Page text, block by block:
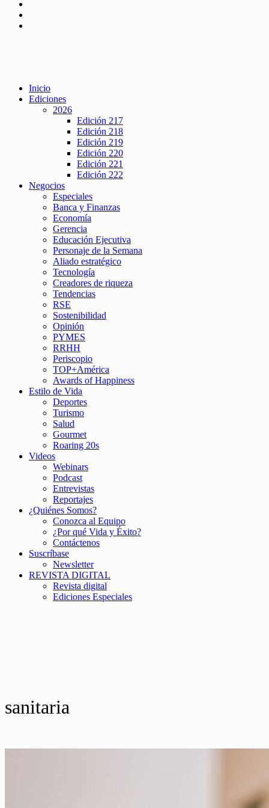
Inicio
Ediciones
2026
Edición 217
Edición 218
Edición 219
Edición 220
Edición 221
Edición 222
Negocios
Especiales
Banca y Finanzas
Economía
Gerencia
Educación Ejecutiva
Personaje de la Semana
Aliado estratégico
Tecnología
Creadores de riqueza
Tendencias
RSE
Sostenibilidad
Opinión
PYMES
RRHH
Periscopio
TOP+América
Awards of Happiness
Estilo de Vida
Deportes
Turismo
Salud
Gourmet
Roaring 20s
Videos
Webinars
Podcast
Entrevistas
Reportajes
¿Quiénes Somos?
Conozca al Equipo
¿Por qué Vida y Éxito?
Contáctenos
Suscríbase
Newsletter
REVISTA DIGITAL
Revista digital
Ediciones Especiales
sanitaria